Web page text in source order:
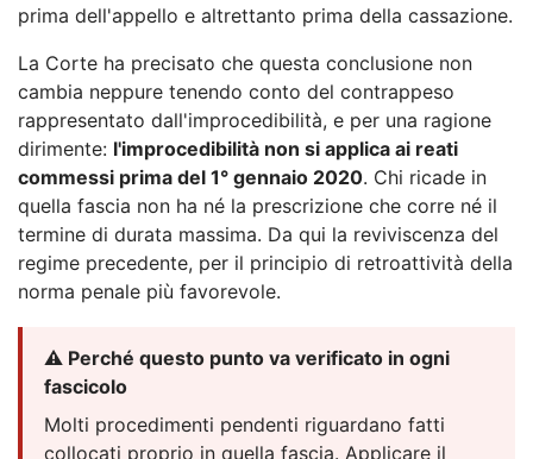
prima dell'appello e altrettanto prima della cassazione.
La Corte ha precisato che questa conclusione non
cambia neppure tenendo conto del contrappeso
rappresentato dall'improcedibilità, e per una ragione
dirimente: l'improcedibilità non si applica ai reati
commessi prima del 1° gennaio 2020. Chi ricade in
quella fascia non ha né la prescrizione che corre né il
termine di durata massima. Da qui la reviviscenza del
regime precedente, per il principio di retroattività della
norma penale più favorevole.
⚠️ Perché questo punto va verificato in ogni
fascicolo
Molti procedimenti pendenti riguardano fatti
collocati proprio in quella fascia. Applicare il